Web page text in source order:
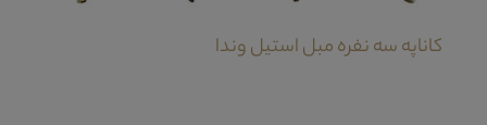
کاناپه سه نفره مبل استیل وندا